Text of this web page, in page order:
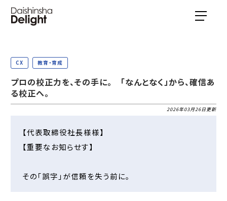
CX 教育・育成
プロの校正力を、その手に。 「なんとなく」から、確信あ
る校正へ。
2026年03月26日更新
【代表取締役社長様様】
【重要なお知らせす】
その「誤字」が信頼を失う前に。